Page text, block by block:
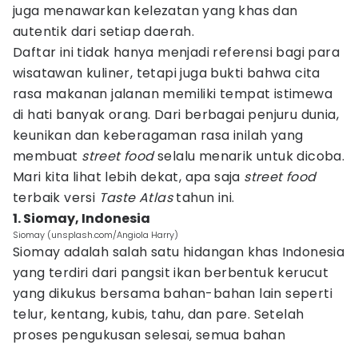
juga menawarkan kelezatan yang khas dan
autentik dari setiap daerah.
Daftar ini tidak hanya menjadi referensi bagi para
wisatawan kuliner, tetapi juga bukti bahwa cita
rasa makanan jalanan memiliki tempat istimewa
di hati banyak orang. Dari berbagai penjuru dunia,
keunikan dan keberagaman rasa inilah yang
membuat street foodselalu menarik untuk dicoba.
Mari kita lihat lebih dekat, apa saja street food
terbaik versi Taste Atlastahun ini.
1. Siomay, Indonesia
Siomay (unsplash.com/Angiola Harry)
Siomay adalah salah satu hidangan khas Indonesia
yang terdiri dari pangsit ikan berbentuk kerucut
yang dikukus bersama bahan-bahan lain seperti
telur, kentang, kubis, tahu, dan pare. Setelah
proses pengukusan selesai, semua bahan